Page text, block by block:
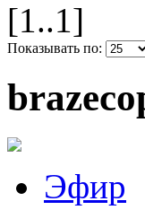
[1..1]
Показывать по:
Эфир